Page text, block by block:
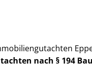
nach § 194